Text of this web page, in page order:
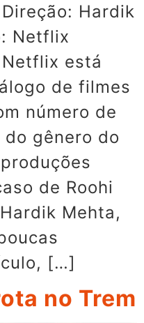
Hardik
Netflix
está
de filmes
número de
gênero do
de Roohi
Mehta,
[…]
no Trem